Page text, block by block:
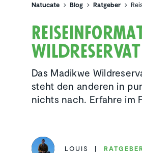
Natucate Blog Ratgeber
Wildre­servat
Das Madikwe
steht den anderen in
nichts nach. Erfahre im
LOUIS RATGEBER